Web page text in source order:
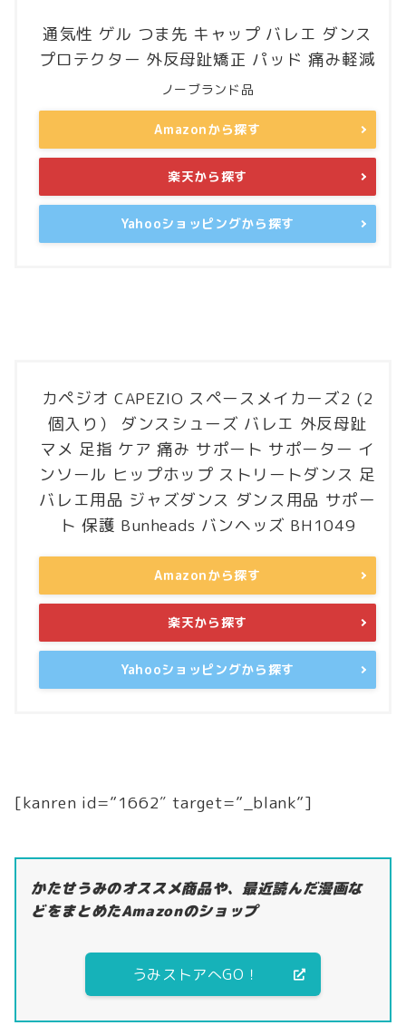
通気性 ゲル つま先 キャップ バレエ ダンス
プロテクター 外反母趾矯正 パッド 痛み軽減
ノーブランド品
Amazonから探す
楽天から探す
Yahooショッピングから探す
カペジオ CAPEZIO スペースメイカーズ2 (2
個入り） ダンスシューズ バレエ 外反母趾
マメ 足指 ケア 痛み サポート サポーター イ
ンソール ヒップホップ ストリートダンス 足
バレエ用品 ジャズダンス ダンス用品 サポー
ト 保護 Bunheads バンヘッズ BH1049
Amazonから探す
楽天から探す
Yahooショッピングから探す
[kanren id=”1662″ target=”_blank”]
かたせうみのオススメ商品や、最近読んだ漫画な
どをまとめたAmazonのショップ
うみストアへGO！